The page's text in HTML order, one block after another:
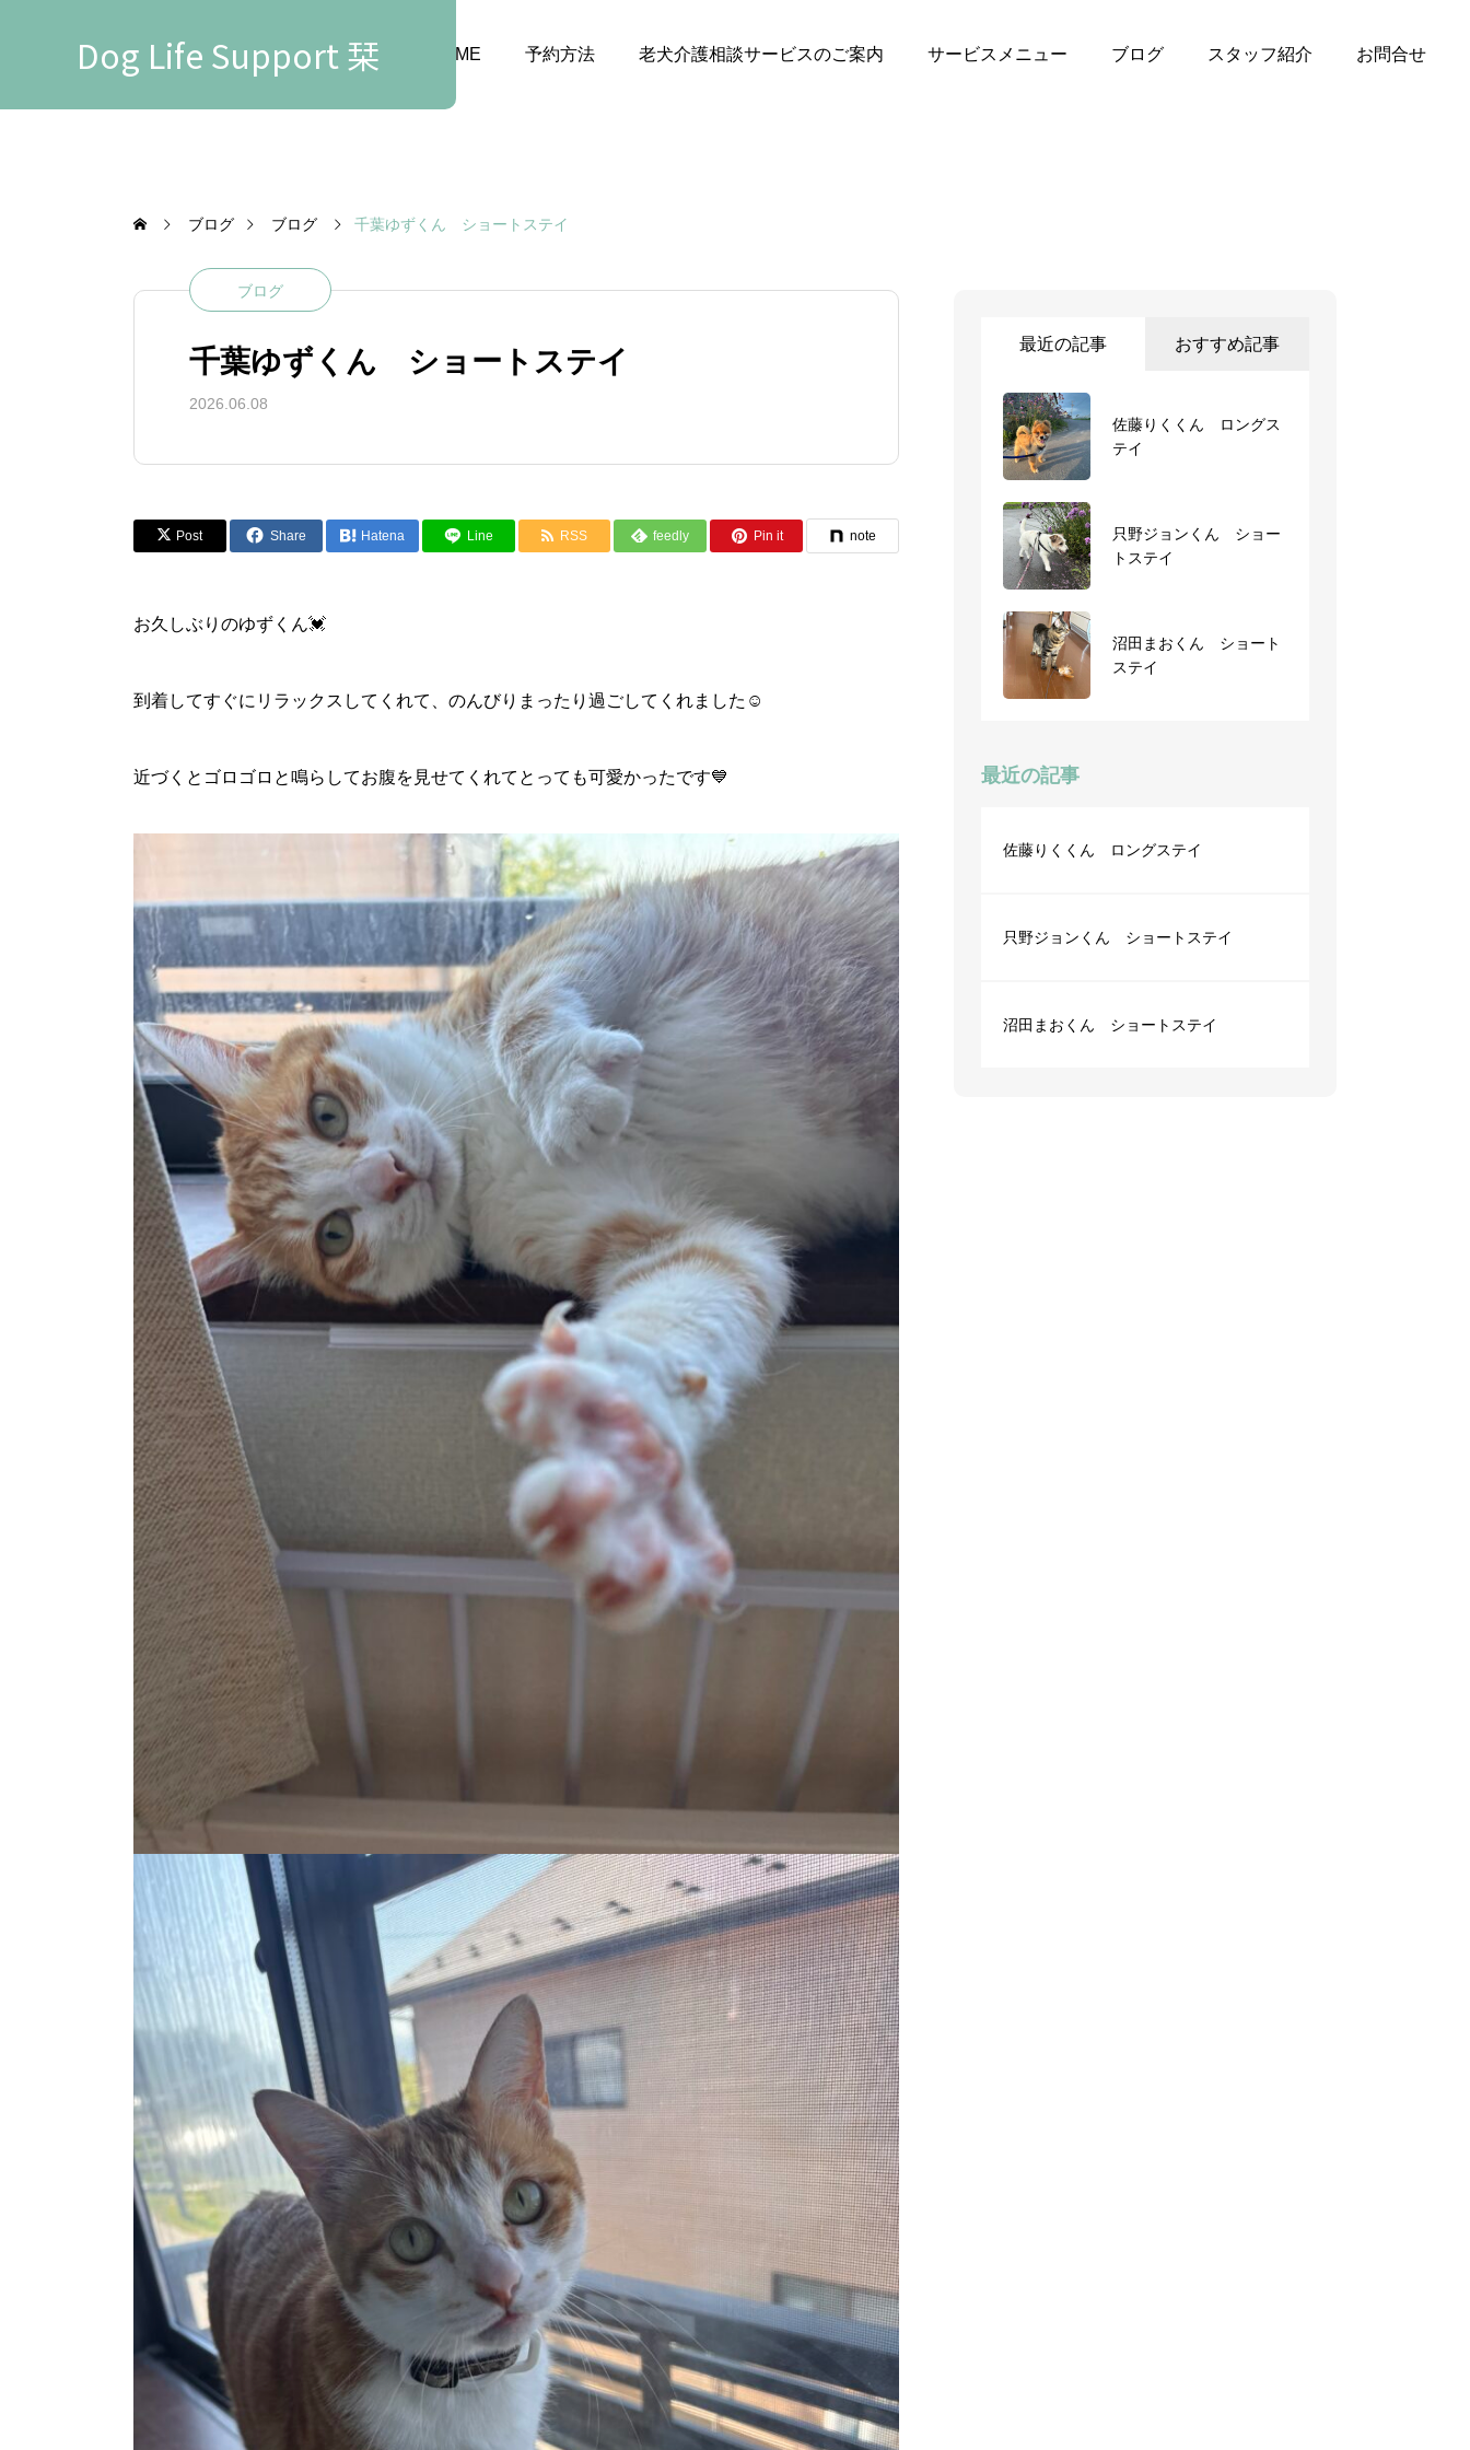
Dog Life Support 栞 HOME 予約方法 老犬介護相談サービスのご案内 サービスメニュー ブログ スタッフ紹介 お問合せ
ブログ ブログ 千葉ゆずくん ショートステイ
ブログ
千葉ゆずくん ショートステイ
2026.06.08
Post Share Hatena Line RSS feedly Pin it note
お久しぶりのゆずくん💓
到着してすぐにリラックスしてくれて、のんびりまったり過ごしてくれました☺️
近づくとゴロゴロと鳴らしてお腹を見せてくれてとっても可愛かったです💙
最近の記事 おすすめ記事
佐藤りくくん ロングス
テイ
只野ジョンくん ショー
トステイ
沼田まおくん ショート
ステイ
ショートステイ ココち
ゃん・トムちゃん
モカちゃん ショートス
テイ
チョコちゃん デイサー
ビス
最近の記事
佐藤りくくん ロングステイ
只野ジョンくん ショートステイ
沼田まおくん ショートステイ